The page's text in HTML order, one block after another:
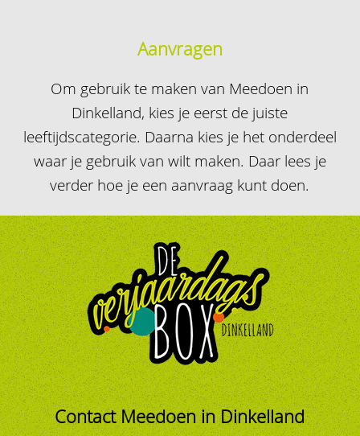
Aanvragen
Om gebruik te maken van Meedoen in
Dinkelland, kies je eerst de juiste
leeftijdscategorie. Daarna kies je het onderdeel
waar je gebruik van wilt maken. Daar lees je
verder hoe je een aanvraag kunt doen.
Contact Meedoen in Dinkelland